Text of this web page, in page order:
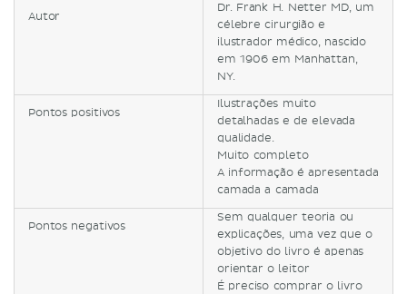
Autor
Dr. Frank H. Netter MD, um
célebre cirurgião e
ilustrador médico, nascido
em 1906 em Manhattan,
NY.
Pontos positivos
Ilustrações muito
detalhadas e de elevada
qualidade.
Muito completo
A informação é apresentada
camada a camada
Pontos negativos
Sem qualquer teoria ou
explicações, uma vez que o
objetivo do livro é apenas
orientar o leitor
É preciso comprar o livro